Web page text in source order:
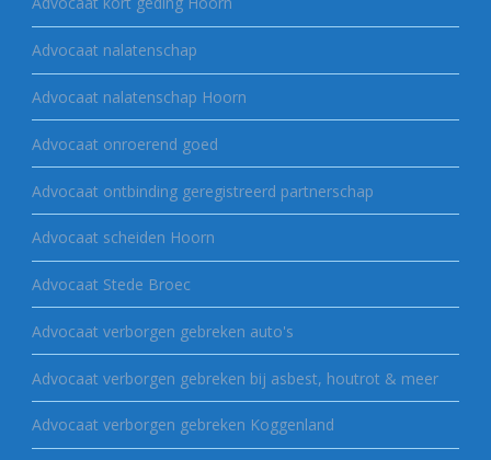
Advocaat nalatenschap
Advocaat nalatenschap Hoorn
Advocaat onroerend goed
Advocaat ontbinding geregistreerd partnerschap
Advocaat scheiden Hoorn
Advocaat Stede Broec
Advocaat verborgen gebreken auto's
Advocaat verborgen gebreken bij asbest, houtrot & meer
Advocaat verborgen gebreken Koggenland